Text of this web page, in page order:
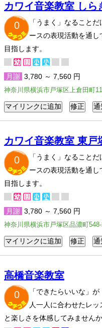
カワイ音楽教室 しら
0
「うまく」なること
ースの表現活動を通
目指します。
月謝 3,780 ～ 7,560 円
神奈川県横浜市戸塚区上倉田町
カワイ音楽教室 東戸
0
「うまく」なること
ースの表現活動を通
目指します。
月謝 3,780 ～ 7,560 円
神奈川県横浜市戸塚区品濃町
高橋音楽教室
0
「できたらいいな」
人一人に合わせたレ
と楽しさを体感してみません